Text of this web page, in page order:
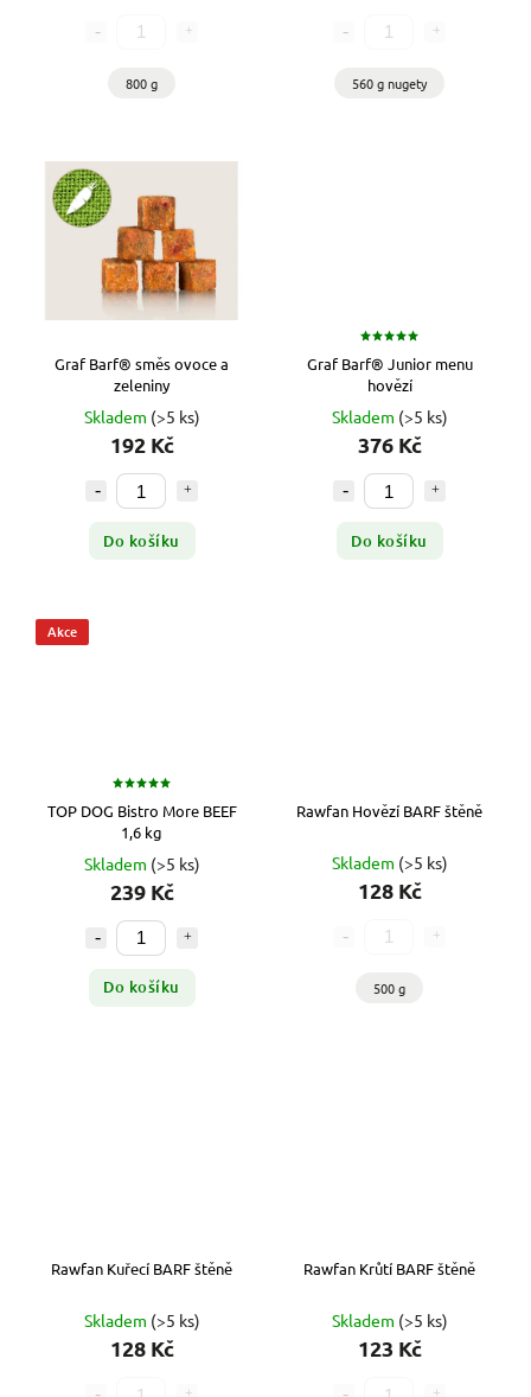
800 g 560 g nugety
Graf Barf® směs ovoce a
zeleniny
Skladem (>5 ks)
192 Kč
Do košíku
Graf Barf® Junior menu
hovězí
Skladem (>5 ks)
376 Kč
Do košíku
Akce
TOP DOG Bistro More BEEF
1,6 kg
Skladem (>5 ks)
239 Kč
Do košíku
Rawfan Hovězí BARF štěně
Skladem (>5 ks)
128 Kč
500 g
Rawfan Kuřecí BARF štěně
Skladem (>5 ks)
128 Kč
Rawfan Krůtí BARF štěně
Skladem (>5 ks)
123 Kč